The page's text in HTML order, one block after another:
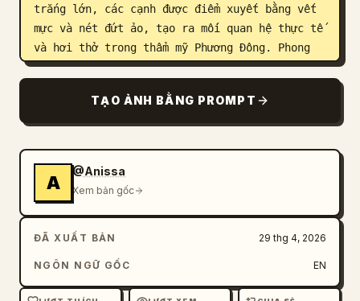
trắng lớn, các cạnh được điểm xuyết bằng vết
mực và nét đứt ảo, tạo ra mối quan hệ thực tế
và hơi thở trong thẩm mỹ Phương Đông. Phong
cách tổng thể đồng nhất, cao cấp và tinh tế,
thị giác chính và ngôn ngữ poster theo chuỗi.
Kích thước: 9:16.
TẠO ẢNH BẰNG PROMPT
A
@Anissa
Xem bản gốc
ĐÃ XUẤT BẢN 29 thg 4, 2026
NGÔN NGỮ GỐC EN